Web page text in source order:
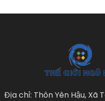
Địa chỉ: Thôn Yên Hậu, Xã